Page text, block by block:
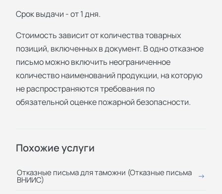
Срок выдачи - от 1 дня.
Стоимость зависит от количества товарных
позиций, включенных в документ. В одно отказное
письмо можно включить неограниченное
количество наименований продукции, на которую
не распространяются требования по
обязательной оценке пожарной безопасности.
Похожие услуги
Отказные письма для таможни (Отказные письма
ВНИИС)